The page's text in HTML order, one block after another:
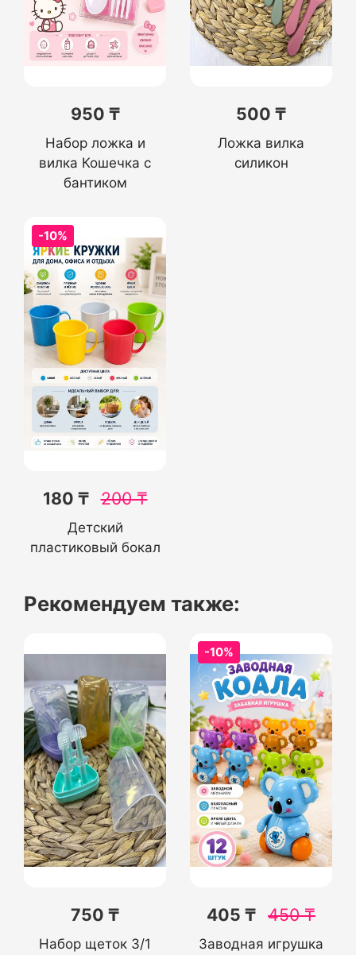
950 ₸
Набор ложка и
вилка Кошечка с
бантиком
500 ₸
Ложка вилка
силикон
-10%
180 ₸ 200₸
Детский
пластиковый бокал
Рекомендуем также:
750 ₸
Набор щеток 3/1
-10%
405 ₸ 450₸
Заводная игрушка